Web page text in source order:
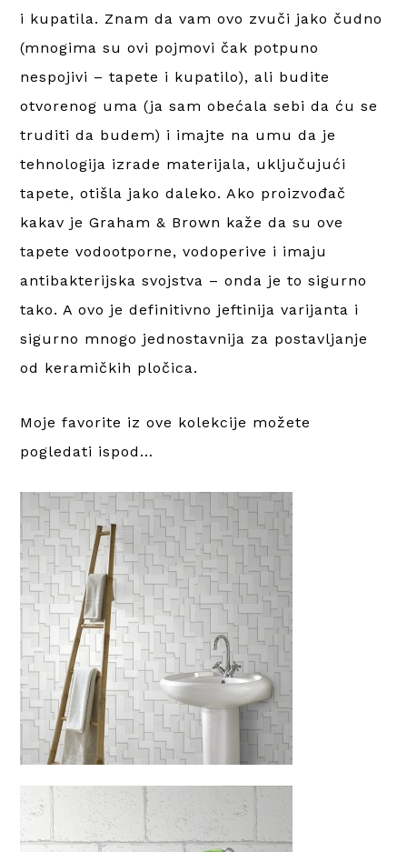
i kupatila. Znam da vam ovo zvuči jako čudno
(mnogima su ovi pojmovi čak potpuno
nespojivi – tapete i kupatilo), ali budite
otvorenog uma (ja sam obećala sebi da ću se
truditi da budem) i imajte na umu da je
tehnologija izrade materijala, uključujući
tapete, otišla jako daleko. Ako proizvođač
kakav je Graham & Brown kaže da su ove
tapete vodootporne, vodoperive i imaju
antibakterijska svojstva – onda je to sigurno
tako. A ovo je definitivno jeftinija varijanta i
sigurno mnogo jednostavnija za postavljanje
od keramičkih pločica.
Moje favorite iz ove kolekcije možete
pogledati ispod…